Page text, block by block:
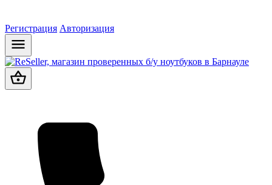
Регистрация Авторизация